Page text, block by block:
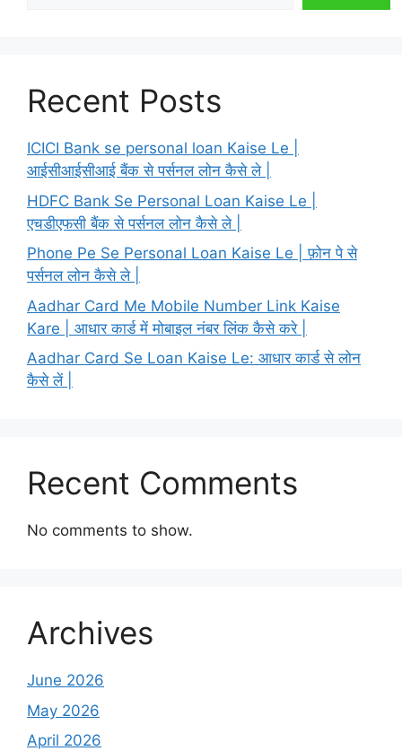
Recent Posts
ICICI Bank se personal loan Kaise Le |
आईसीआईसीआई बैंक से पर्सनल लोन कैसे ले |
HDFC Bank Se Personal Loan Kaise Le |
एचडीएफसी बैंक से पर्सनल लोन कैसे ले |
Phone Pe Se Personal Loan Kaise Le | फ़ोन पे से
पर्सनल लोन कैसे ले |
Aadhar Card Me Mobile Number Link Kaise
Kare | आधार कार्ड में मोबाइल नंबर लिंक कैसे करे |
Aadhar Card Se Loan Kaise Le: आधार कार्ड से लोन
कैसे लें |
Recent Comments
No comments to show.
Archives
June 2026
May 2026
April 2026